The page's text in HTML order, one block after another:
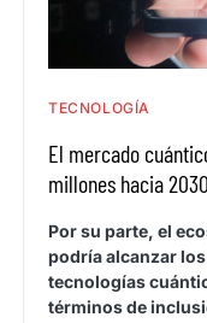
TECNOLOGÍA
El mercado
millones hacia 2030
Por su parte, el
podría alcanzar
tecnologías
términos de